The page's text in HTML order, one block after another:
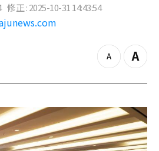
修正 : 2025-10-31 14:43:54
z
o
o
u
t
Z
o
i
n